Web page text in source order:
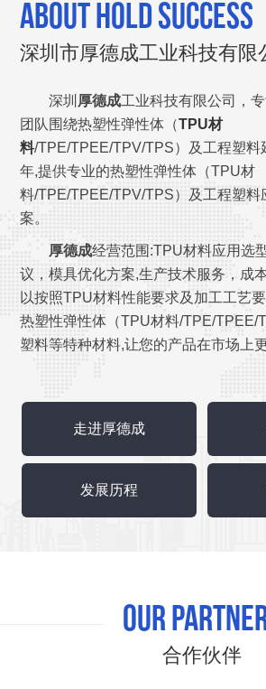
ABOUT HOLD SUCCESS
深圳市厚德成工业科技有限
深圳 厚德成工业科技有限公司，
团队围绕热塑性弹性体（TPU材
料/TPE/TPEE/TPV/TPS）及工程塑料
年,提供专业的热塑性弹性体（TPU材
料/TPE/TPEE/TPV/TPS）及工程塑料
案。
厚德成经营范围:TPU材料应用选
议，模具优化方案,生产技术服务，成
以按照TPU材料性能要求及加工工艺
热塑性弹性体（TPU材料/TPE/TPEE/
塑料等特种材料,让您的产品在市场上
走进厚德成
发展历程
Our
合作伙伴